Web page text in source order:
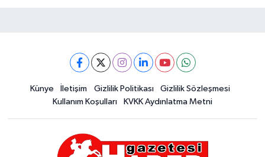
Künye İletişim Gizlilik Politikası
Gizlilik Sözleşmesi
Kullanım Koşulları
KVKK Aydınlatma Metni